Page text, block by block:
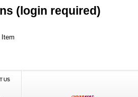
(login required)
Item